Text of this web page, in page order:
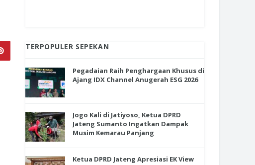
TERPOPULER SEPEKAN
Pegadaian Raih Penghargaan Khusus di
Ajang IDX Channel Anugerah ESG 2026
Jogo Kali di Jatiyoso, Ketua DPRD
Jateng Sumanto Ingatkan Dampak
Musim Kemarau Panjang
Ketua DPRD Jateng Apresiasi EK View